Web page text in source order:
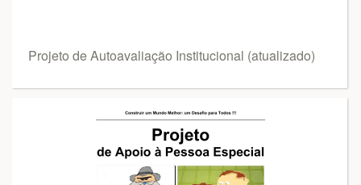
Projeto de Autoavaliação Institucional (atualizado)